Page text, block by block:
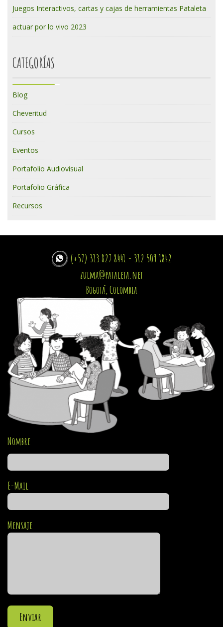
Juegos Interactivos, cartas y cajas de herramientas Pataleta
actuar por lo vivo 2023
CATEGORÍAS
Blog
Cheveritud
Cursos
Eventos
Portafolio Audiovisual
Portafolio Gráfica
Recursos
(+57) 313 827 8441 - 312 509 1842
zulma@pataleta.net
Bogotá, Colombia
Nombre
E-Mail
Mensaje